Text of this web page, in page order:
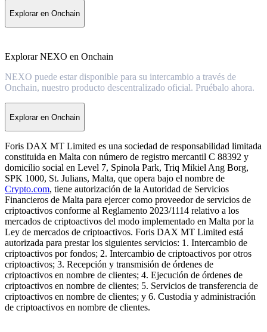
Explorar en Onchain
Explorar NEXO en Onchain
NEXO puede estar disponible para su intercambio a través de
Onchain, nuestro producto descentralizado oficial. Pruébalo ahora.
Explorar en Onchain
Foris DAX MT Limited es una sociedad de responsabilidad limitada
constituida en Malta con número de registro mercantil C 88392 y
domicilio social en Level 7, Spinola Park, Triq Mikiel Ang Borg,
SPK 1000, St. Julians, Malta, que opera bajo el nombre de
Crypto.com, tiene autorización de la Autoridad de Servicios
Financieros de Malta para ejercer como proveedor de servicios de
criptoactivos conforme al Reglamento 2023/1114 relativo a los
mercados de criptoactivos del modo implementado en Malta por la
Ley de mercados de criptoactivos. Foris DAX MT Limited está
autorizada para prestar los siguientes servicios: 1. Intercambio de
criptoactivos por fondos; 2. Intercambio de criptoactivos por otros
criptoactivos; 3. Recepción y transmisión de órdenes de
criptoactivos en nombre de clientes; 4. Ejecución de órdenes de
criptoactivos en nombre de clientes; 5. Servicios de transferencia de
criptoactivos en nombre de clientes; y 6. Custodia y administración
de criptoactivos en nombre de clientes.